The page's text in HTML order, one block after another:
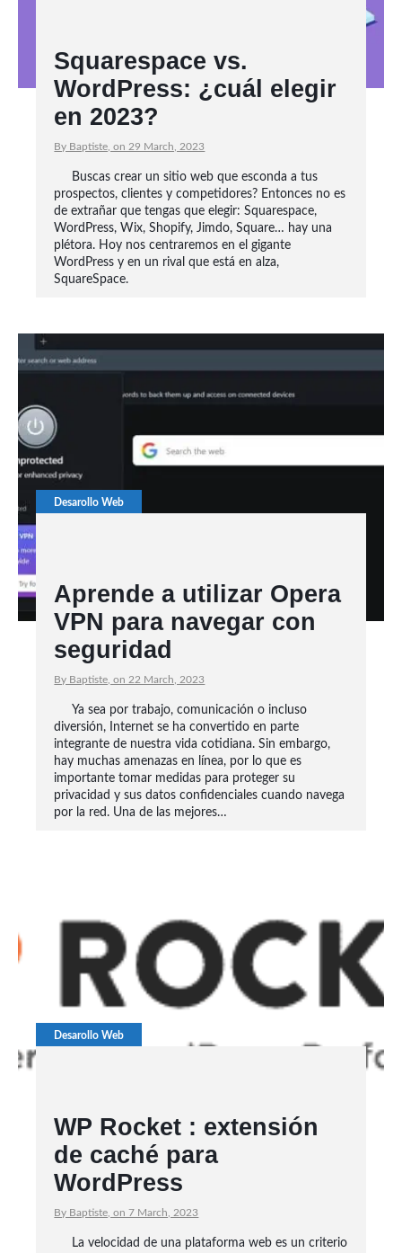
Squarespace vs.
WordPress: ¿cuál elegir
en 2023?
By Baptiste, on 29 March, 2023
Buscas crear un sitio web que esconda a tus
prospectos, clientes y competidores? Entonces no es
de extrañar que tengas que elegir: Squarespace,
WordPress, Wix, Shopify, Jimdo, Square… hay una
plétora. Hoy nos centraremos en el gigante
WordPress y en un rival que está en alza,
SquareSpace.
Desarollo Web
Aprende a utilizar Opera
VPN para navegar con
seguridad
By Baptiste, on 22 March, 2023
Ya sea por trabajo, comunicación o incluso
diversión, Internet se ha convertido en parte
integrante de nuestra vida cotidiana. Sin embargo,
hay muchas amenazas en línea, por lo que es
importante tomar medidas para proteger su
privacidad y sus datos confidenciales cuando navega
por la red. Una de las mejores…
Desarollo Web
WP Rocket : extensión
de caché para
WordPress
By Baptiste, on 7 March, 2023
La velocidad de una plataforma web es un criterio